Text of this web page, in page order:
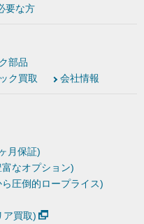
要な方
部品
ク買取 会社情報
月保証)
なオプション)
圧倒的ロープライス)
ア買取)